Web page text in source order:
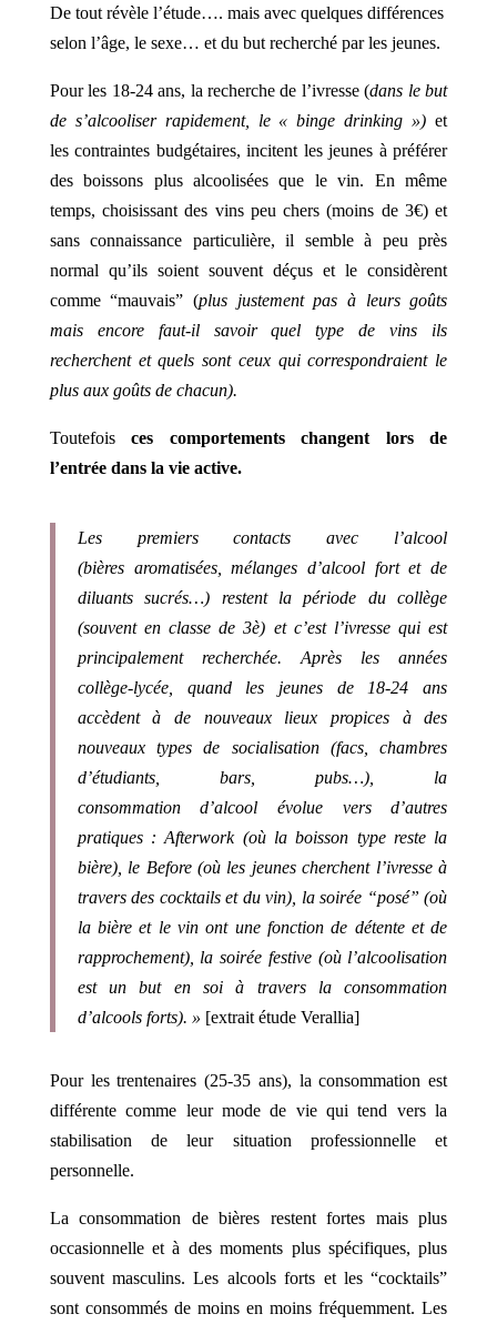
De tout révèle l’étude…. mais avec quelques différences
selon l’âge, le sexe… et du but recherché par les jeunes.
Pour les 18-24 ans, la recherche de l’ivresse (dans le but
de s’alcooliser rapidement, le « binge drinking ») et
les contraintes budgétaires, incitent les jeunes à préférer
des boissons plus alcoolisées que le vin. En même
temps, choisissant des vins peu chers (moins de 3€) et
sans connaissance particulière, il semble à peu près
normal qu’ils soient souvent déçus et le considèrent
comme “mauvais” (plus justement pas à leurs goûts
mais encore faut-il savoir quel type de vins ils
recherchent et quels sont ceux qui correspondraient le
plus aux goûts de chacun).
Toutefoisces comportements changent lors de
l’entrée dans la vie active.
Les premiers contacts avec l’alcool
(bières aromatisées, mélanges d’alcool fort et de
diluants sucrés…) restent la période du collège
(souvent en classe de 3è) et c’est l’ivresse qui est
principalement recherchée. Après les années
collège-lycée, quand les jeunes de 18-24 ans
accèdent à de nouveaux lieux propices à des
nouveaux types de socialisation (facs, chambres
d’étudiants, bars, pubs…), la
consommation d’alcool évolue vers d’autres
pratiques : Afterwork (où la boisson type reste la
bière), le Before (où les jeunes cherchent l’ivresse à
travers des cocktails et du vin), la soirée “posé” (où
la bière et le vin ont une fonction de détente et de
rapprochement), la soirée festive (où l’alcoolisation
est un but en soi à travers la consommation
d’alcools forts). » [extrait étude Verallia]
Pour les trentenaires (25-35 ans), la consommation est
différente comme leur mode de vie qui tend vers la
stabilisation de leur situation professionnelle et
personnelle.
La consommation de bières restent fortes mais plus
occasionnelle et à des moments plus spécifiques, plus
souvent masculins. Les alcools forts et les “cocktails”
sont consommés de moins en moins fréquemment. Les